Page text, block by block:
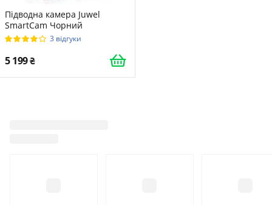
Підводна камера Juwel
SmartCam Чорний
3 відгуки
5 199